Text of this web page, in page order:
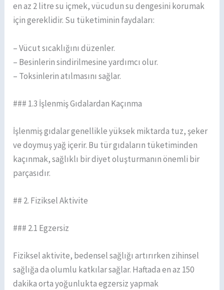
en az 2 litre su içmek, vücudun su dengesini korumak
için gereklidir. Su tüketiminin faydaları:
– Vücut sıcaklığını düzenler.
– Besinlerin sindirilmesine yardımcı olur.
– Toksinlerin atılmasını sağlar.
### 1.3 İşlenmiş Gıdalardan Kaçınma
İşlenmiş gıdalar genellikle yüksek miktarda tuz, şeker
ve doymuş yağ içerir. Bu tür gıdaların tüketiminden
kaçınmak, sağlıklı bir diyet oluşturmanın önemli bir
parçasıdır.
## 2. Fiziksel Aktivite
### 2.1 Egzersiz
Fiziksel aktivite, bedensel sağlığı artırırken zihinsel
sağlığa da olumlu katkılar sağlar. Haftada en az 150
dakika orta yoğunlukta egzersiz yapmak